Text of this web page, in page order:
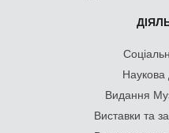
Наукова
Видання
Виставки та